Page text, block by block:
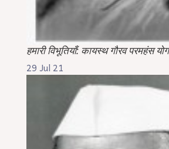
हमारी विभूतियाँ: कायस्थ गौरव परमहंस
29 Jul 21